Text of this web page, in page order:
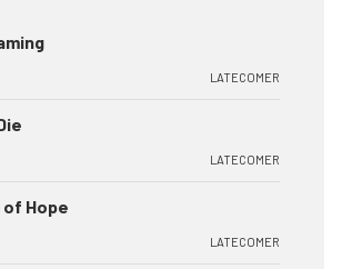
LATECOMER
LATECOMER
Hope
LATECOMER